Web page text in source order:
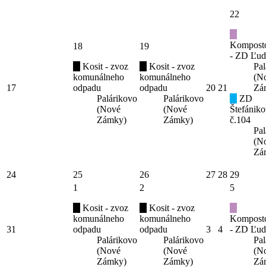
17
18
Kosit - zvoz
komunálneho
odpadu
Palárikovo
(Nové
Zámky)
19
Kosit - zvoz
komunálneho
odpadu
Palárikovo
(Nové
Zámky)
20 21
22
- ZD
ZD
č.104
24 25 26 27 28 29
31
1
Kosit - zvoz
komunálneho
odpadu
Palárikovo
(Nové
Zámky)
2
Kosit - zvoz
komunálneho
odpadu
Palárikovo
(Nové
Zámky)
3 4
5
- ZD